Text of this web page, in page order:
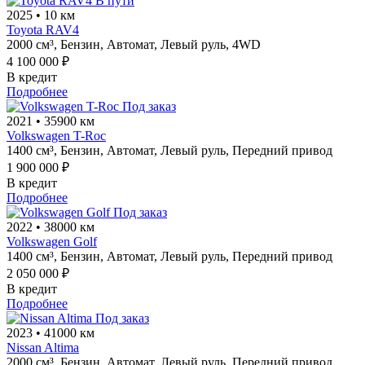
2025 • 10 км
Toyota RAV4
2000 см³, Бензин, Автомат, Левый руль, 4WD
4 100 000 ₽
В кредит
Подробнее
Под заказ
2021 • 35900 км
Volkswagen T-Roc
1400 см³, Бензин, Автомат, Левый руль, Передний привод
1 900 000 ₽
В кредит
Подробнее
Под заказ
2022 • 38000 км
Volkswagen Golf
1400 см³, Бензин, Автомат, Левый руль, Передний привод
2 050 000 ₽
В кредит
Подробнее
Под заказ
2023 • 41000 км
Nissan Altima
2000 см³, Бензин, Автомат, Левый руль, Передний привод